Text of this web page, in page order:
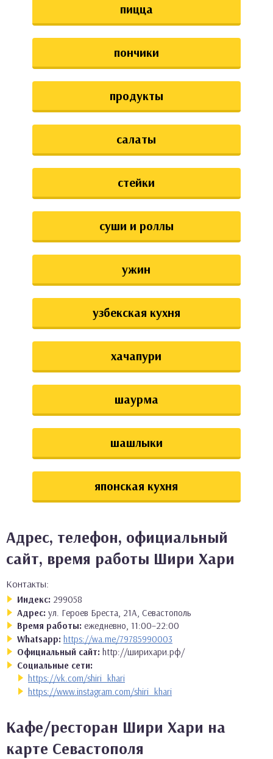
пицца
пончики
продукты
салаты
стейки
суши и роллы
ужин
узбекская кухня
хачапури
шаурма
шашлыки
японская кухня
Адрес, телефон, официальный
сайт, время работы Шири Хари
Контакты:
Индекс: 299058
Адрес: ул. Героев Бреста, 21А, Севастополь
Время работы: ежедневно, 11:00–22:00
Whatsapp: https://wa.me/79785990003
Официальный сайт: http://ширихари.рф/
Социальные сети:
https://vk.com/shiri_khari
https://www.instagram.com/shiri_khari
Кафе/ресторан Шири Хари на
карте Севастополя